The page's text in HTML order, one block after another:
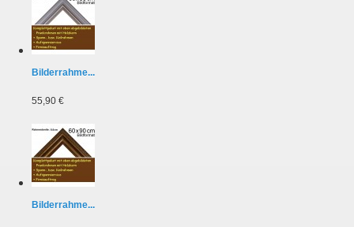
Bilderrahme...
55,90 €
Bilderrahme...